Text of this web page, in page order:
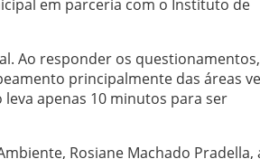
em parceria com o Instituto de
Ao responder os
principalmente das áreas
apenas 10 minutos para ser
Rosiane Machado Pradella,